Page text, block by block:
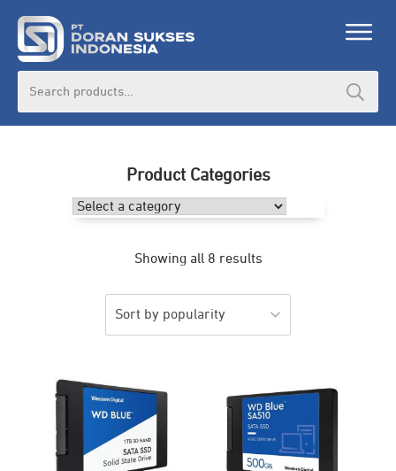
Product Categories
Showing all 8 results